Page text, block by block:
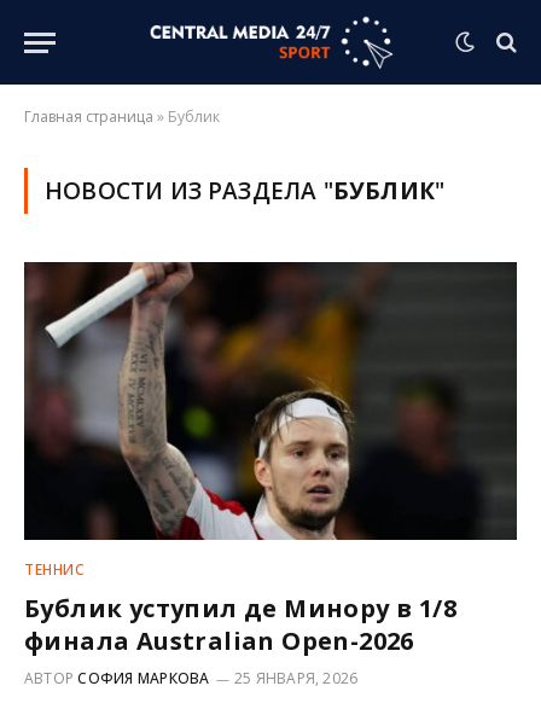
Главная страница » Бублик
НОВОСТИ ИЗ РАЗДЕЛА "БУБЛИК"
ТЕННИС
Бублик уступил де Минору в 1/8
финала Australian Open-2026
АВТОРСОФИЯ МАРКОВА 25 ЯНВАРЯ, 2026